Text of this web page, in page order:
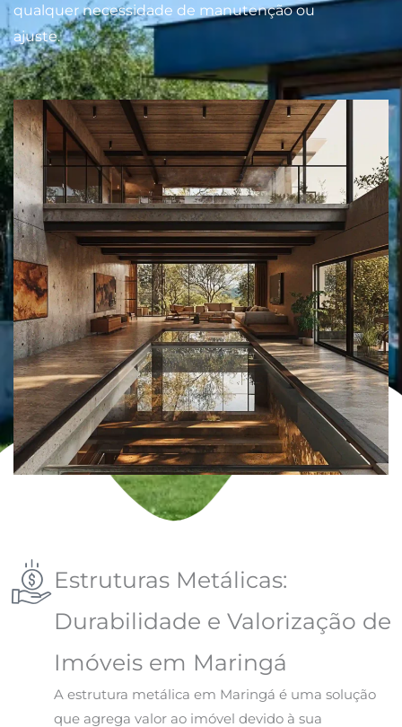
qualquer necessidade de manutenção ou
ajuste.
Estruturas Metálicas:
Durabilidade e Valorização de
Imóveis em Maringá
A estrutura metálica em Maringá é uma solução
que agrega valor ao imóvel devido à sua